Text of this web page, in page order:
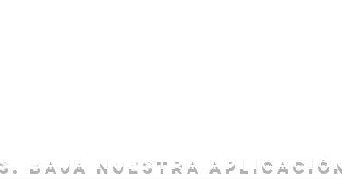
baja nuestra aplicación